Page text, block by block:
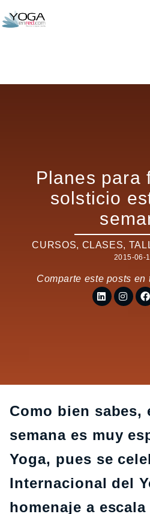
Planes para
solsticio
CURSOS, CLASES,
2015-06-
Comparte este posts en
Como bien sabes,
semana es muy
Yoga, pues se
Internacional del
homenaje a